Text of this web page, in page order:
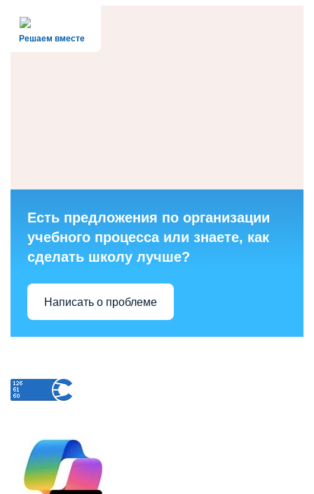
Решаем вместе
Есть предложения по организации
учебного процесса или знаете, как
сделать школу лучше?
Написать о проблеме